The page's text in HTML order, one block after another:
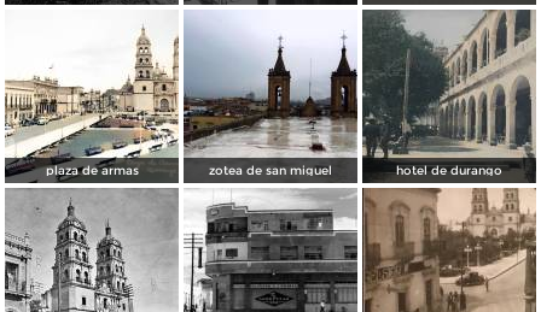
plaza de armas zotea de san miguel hotel de durango